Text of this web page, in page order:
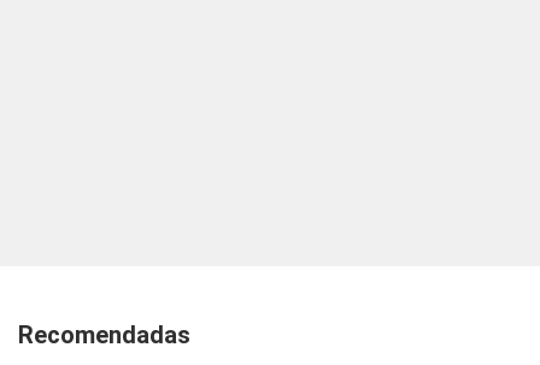
Recomendadas